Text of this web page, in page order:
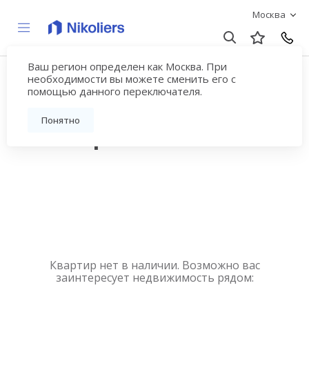
Москва
Ваш регион определен как Москва. При
необходимости вы можете сменить его с
помощью данного переключателя.
Понятно
Купить квартиру
новостройку у метро
Квартир нет в наличии. Возможно вас
заинтересует недвижимость рядом: